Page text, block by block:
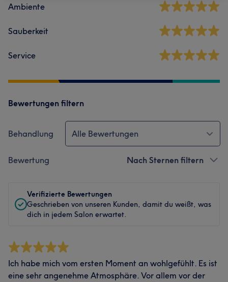
Ambiente
Sauberkeit
Service
Bewertungen filtern
Behandlung Alle Bewertungen
Bewertung Nach Sternen filtern
Verifizierte Bewertungen
Geschrieben von unseren Kunden, damit du weißt, was
dich in jedem Salon erwartet.
Ich habe mich vom ersten Moment an wohlgefühlt. Es ist
eine sehr angenehme Atmosphäre. Vor allem vor der